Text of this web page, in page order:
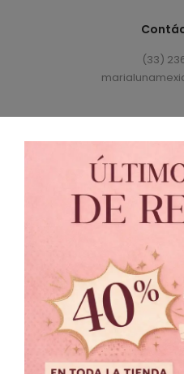
(33)
Política de Privacidad //
© 2021